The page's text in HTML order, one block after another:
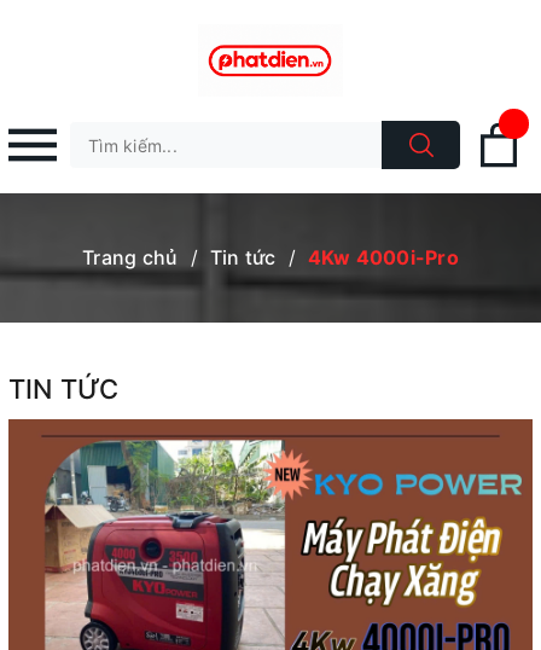
Trang chủ / Tin tức / 4Kw 4000i-Pro
TIN TỨC